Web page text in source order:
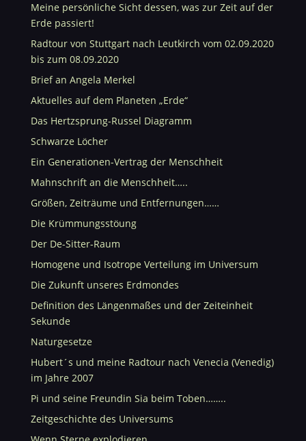
Meine persönliche Sicht dessen, was zur Zeit auf der
Erde passiert!
Radtour von Stuttgart nach Leutkirch vom 02.09.2020
bis zum 08.09.2020
Brief an Angela Merkel
Aktuelles auf dem Planeten „Erde“
Das Hertzsprung-Russel Diagramm
Schwarze Löcher
Ein Generationen-Vertrag der Menschheit
Mahnschrift an die Menschheit…..
Größen, Zeiträume und Entfernungen……
Die Krümmungsstöung
Der De-Sitter-Raum
Homogene und Isotrope Verteilung im Universum
Die Zukunft unseres Erdmondes
Definition des Längenmaßes und der Zeiteinheit
Sekunde
Naturgesetze
Hubert´s und meine Radtour nach Venecia (Venedig)
im Jahre 2007
Pi und seine Freundin Sia beim Toben……..
Zeitgeschichte des Universums